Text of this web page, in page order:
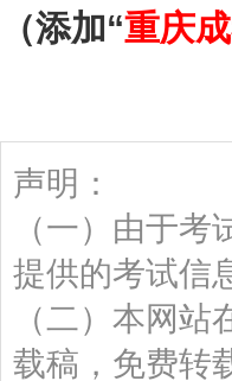
（添加“重庆
声明：
（一）由于
提供的考试信
（二）本网
载稿，免费转